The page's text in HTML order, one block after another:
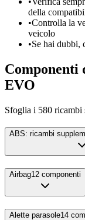
della
•Controlla la
veicolo
•Se hai dubbi,
Componenti
EVO
Sfoglia i 580 ricambi
ABS: ricambi
Airbag12 componenti
Alette parasole14